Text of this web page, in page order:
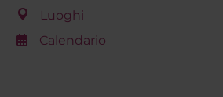
Luoghi
Calendario